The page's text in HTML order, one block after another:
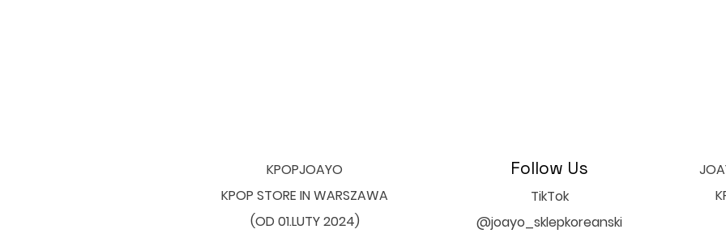
Follow Us
KPOPJOAYO
KPOP STORE IN WARSZAWA
(OD 01.LUTY 2024)
TikTok
@joayo_sklepkoreanski